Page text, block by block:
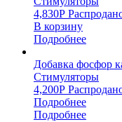
4,830Р
В корзину
Подробнее
Добавка фосфор
Стимуляторы
4,200Р
Подробнее
Подробнее